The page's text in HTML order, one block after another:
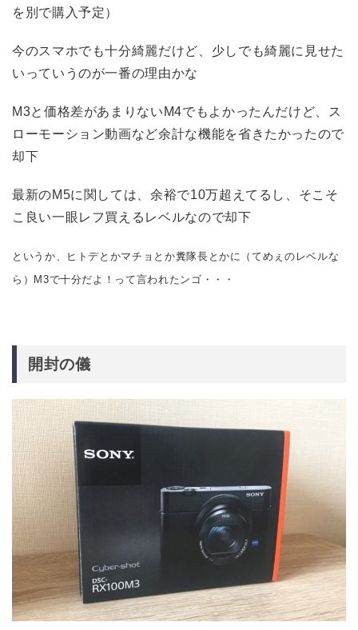
を別で購入予定）
今のスマホでも十分綺麗だけど、少しでも綺麗に見せた
いっていうのが一番の理由かな
M3と価格差があまりないM4でもよかったんだけど、ス
ローモーション動画など余計な機能を省きたかったので
却下
最新のM5に関しては、余裕で10万超えてるし、そこそ
こ良い一眼レフ買えるレベルなので却下
というか、ヒトデとかマチョとか糞隊長とかに（てめぇのレベルな
ら）M3で十分だよ！って言われたンゴ・・・
開封の儀